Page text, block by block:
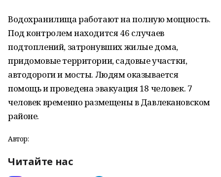
Водохранилища работают на полную мощность.
Под контролем находится 46 случаев
подтоплений, затронувших жилые дома,
придомовые территории, садовые участки,
автодороги и мосты. Людям оказывается
помощь и проведена эвакуация 18 человек. 7
человек временно размещены в Давлекановском
районе.
Автор:
Читайте нас